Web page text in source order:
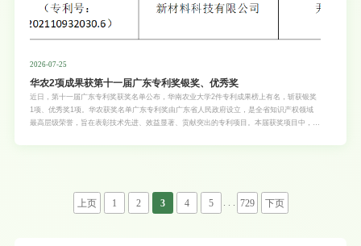
2026-07-25
华农2项成果获第十一届广东专利奖银奖、优秀奖
近日，第十一届广东专利奖获奖名单公布，华南农业大学2件专利成果榜上有名，斩获银奖
1项、优秀奖1项。华农获奖名单广东专利奖由广东省人民政府设立，是全省知识产权领域
最高层级荣誉，旨在表彰技术先进、效益显著、贡献突出的专利项目。本届获奖项目中，华
上页 1 2 3 4 5 . . . 729 下页